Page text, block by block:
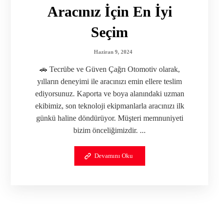
Aracınız İçin En İyi
Seçim
Haziran 9, 2024
🚗 Tecrübe ve Güven Çağrı Otomotiv olarak,
yılların deneyimi ile aracınızı emin ellere teslim
ediyorsunuz. Kaporta ve boya alanındaki uzman
ekibimiz, son teknoloji ekipmanlarla aracınızı ilk
günkü haline döndürüyor. Müşteri memnuniyeti
bizim önceliğimizdir. ...
Devamını Oku